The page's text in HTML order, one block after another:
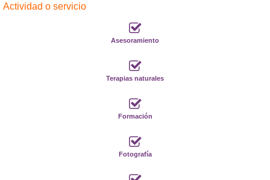
Actividad o servicio
Asesoramiento
Terapias naturales
Formación
Fotografía